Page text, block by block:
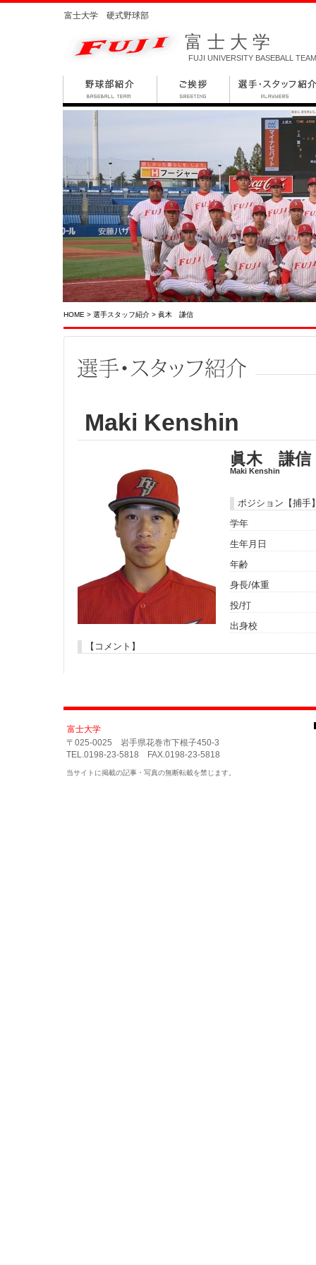
富士大学 硬式野球部
富士大学
FUJI UNIVERSITY BASEBALL TEAM
HOME > 選手スタッフ紹介 > 眞木 謙信
Maki Kenshin
眞木 謙信
Maki Kenshin
ポジション【捕手
学年
生年月日
年齢
身長/体重
投/打
出身校
【コメント】
富士大学
〒025-0025 岩手県花巻市下根子450-3
TEL.0198-23-5818 FAX.0198-23-5818
当サイトに掲載の記事・写真の無断転載を禁じます。